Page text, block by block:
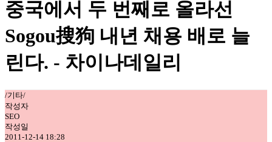
중국에서 두 번째로 올라선
Sogou搜狗 내년 채용 배로 늘
린다. - 차이나데일리
/기타/
작성자
SEO
작성일
2011-12-14 18:28